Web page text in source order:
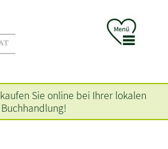
kaufen Sie online bei Ihrer lokalen
Buchhandlung!